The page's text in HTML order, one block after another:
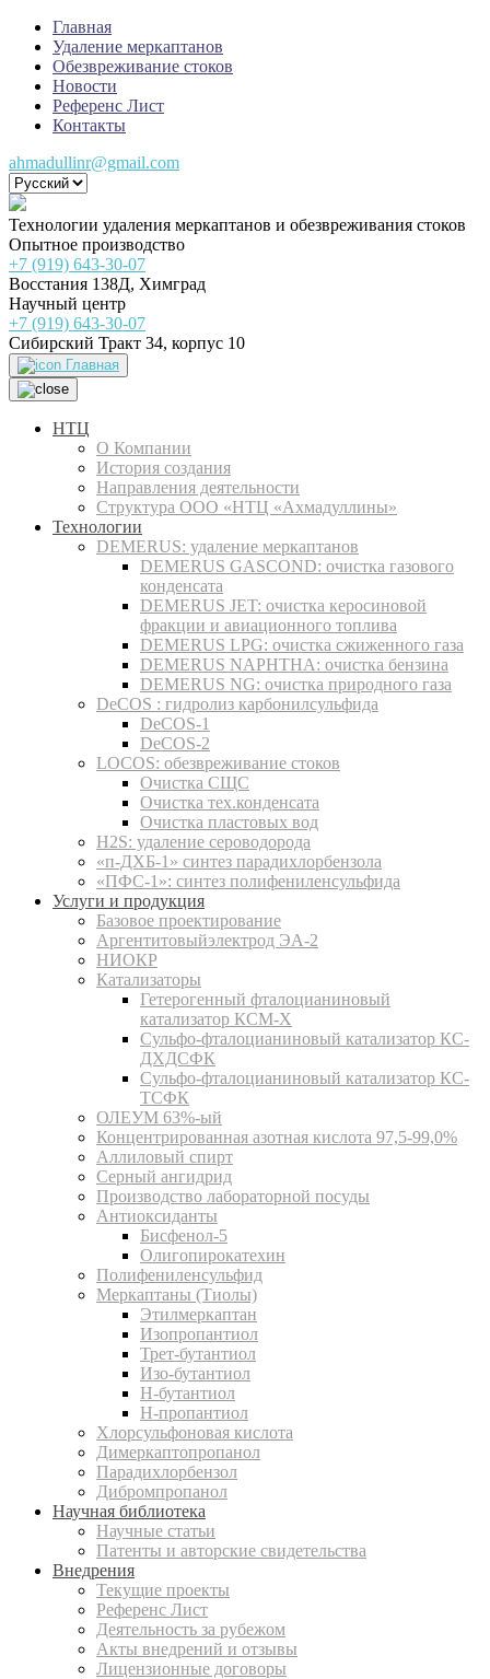
Главная
Удаление меркаптанов
Обезвреживание стоков
Новости
Референс Лист
Контакты
ahmadullinr@gmail.com
Технологии удаления меркаптанов и обезвреживания стоков
Опытное производство
+7 (919) 643-30-07
Восстания 138Д, Химград
Научный центр
+7 (919) 643-30-07
Сибирский Тракт 34, корпус 10
Главная
НТЦ
О Компании
История создания
Направления деятельности
Структура ООО «НТЦ «Ахмадуллины»
Технологии
DEMERUS: удаление меркаптанов
DEMERUS GASCOND: очистка газового
конденсата
DEMERUS JET: очистка керосиновой
фракции и авиационного топлива
DEMERUS LPG: очистка сжиженного газа
DEMERUS NAPHTHA: очистка бензина
DEMERUS NG: очистка природного газа
DeCOS : гидролиз карбонилсульфида
DeCOS-1
DeCOS-2
LOCOS: обезвреживание стоков
Очистка СЩС
Очистка тех.конденсата
Очистка пластовых вод
H2S: удаление сероводорода
«п-ДХБ-1» синтез парадихлорбензола
«ПФС-1»: синтез полифениленсульфида
Услуги и продукция
Базовое проектирование
Аргентитовыйэлектрод ЭА-2
НИОКР
Катализаторы
Гетерогенный фталоцианиновый
катализатор КСМ-Х
Сульфо-фталоцианиновый катализатор КС-
ДХДСФК
Сульфо-фталоцианиновый катализатор КС-
ТСФК
ОЛЕУМ 63%-ый
Концентрированная азотная кислота 97,5-99,0%
Аллиловый спирт
Серный ангидрид
Производство лабораторной посуды
Антиоксиданты
Бисфенол-5
Олигопирокатехин
Полифениленсульфид
Меркаптаны (Тиолы)
Этилмеркаптан
Изопропантиол
Трет-бутантиол
Изо-бутантиол
Н-бутантиол
Н-пропантиол
Хлорсульфоновая кислота
Димеркаптопропанол
Парадихлорбензол
Дибромпропанол
Научная библиотека
Научные статьи
Патенты и авторские свидетельства
Внедрения
Текущие проекты
Референс Лист
Деятельность за рубежом
Акты внедрений и отзывы
Лицензионные договоры